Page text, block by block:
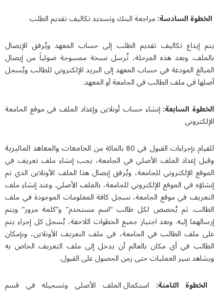
الخطوة السادسة:مراجعة البنك وتسديد تكاليف تقديم الطلب
يتم إيداع تكاليف تقديم الطلب إلى حساب المعهد ويُرفق الإيصال
بالملف. وبعد هذه المرحلة، تُرسل نسخة ممسوحة ضوئياً من إيصال
المبالغ المودعة في حساب المعهد إلى البريد الإلكتروني للطالب ويُسجل
أصلها في ملف الطالب في الجامعة أو المعهد.
الخطوة السابعة:إنشاء حساب أونلاين وإعداد الملف في موقع الجامعة
الإلكتروني
للقيام بإجراءات القبول في 80 بالمائة من ا
لجامعات والمعاهد الماليزية
وقبل إعداد الملف الأصلي في الجامعة، يجب إنشاء ملف تعريف في
الموقع الإلكتروني للجامعة، ويُرفق إيصال هذا الملف الأونلاين الذي تم
إنشاؤه في الموقع الإلكتروني للجامعة، بالملف الأصلي. وعند إنشاء ملف
التعريف في موقع الجامعة، نسجل كافة المعلومات الموجودة في ملف
الطالب. ثم يُخصص لكل طالب “اسم مستخدم” و”كلمة مرور” ويتم
إرسالهما إليه. وبعد اجتياز جميع الخطوات اللاحقة، يُسجل كل إجراء يتم
على ملف الطالب في الجامعة، في ملف التعريف الأونلاين، وبإمكان
الطالب في أي مكان بالعالم أن يدخل إلى ملف التعريف الخاص به
ويشاهد سير العمليات حتى زمن الحصول على القبول.
الخطوة الثامنة: استكمال الملف الأصلي وتسجيله في قسم